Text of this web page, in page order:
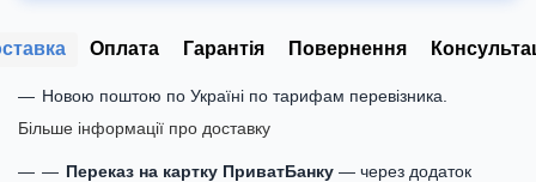
Оплата Гарантія Повернення
Новою поштою по Україні по тарифам перевізника.
Більше інформації про доставку
Переказ на картку ПриватБанку — через додаток